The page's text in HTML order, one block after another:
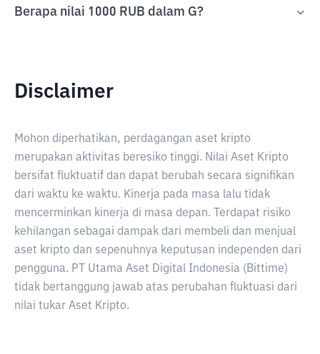
Berapa nilai 1000 RUB dalam G?
Disclaimer
Mohon diperhatikan, perdagangan aset kripto
merupakan aktivitas beresiko tinggi. Nilai Aset Kripto
bersifat fluktuatif dan dapat berubah secara signifikan
dari waktu ke waktu. Kinerja pada masa lalu tidak
mencerminkan kinerja di masa depan. Terdapat risiko
kehilangan sebagai dampak dari membeli dan menjual
aset kripto dan sepenuhnya keputusan independen dari
pengguna. PT Utama Aset Digital Indonesia (Bittime)
tidak bertanggung jawab atas perubahan fluktuasi dari
nilai tukar Aset Kripto.